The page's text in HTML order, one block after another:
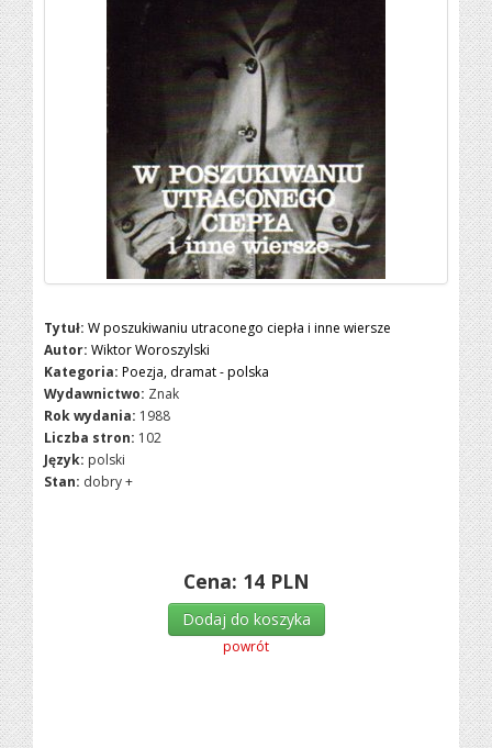
Tytuł: W poszukiwaniu utraconego ciepła i inne wiersze
Autor: Wiktor Woroszylski
Kategoria: Poezja, dramat - polska
Wydawnictwo: Znak
Rok wydania: 1988
Liczba stron: 102
Język: polski
Stan: dobry +
Cena: 14 PLN
Dodaj do koszyka
powrót